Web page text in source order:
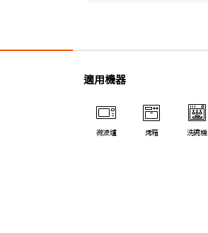
適用機器
微波爐 烤箱 洗碗機